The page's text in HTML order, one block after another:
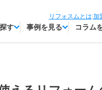
リフォスムとは|加
す 事例を見る コラム